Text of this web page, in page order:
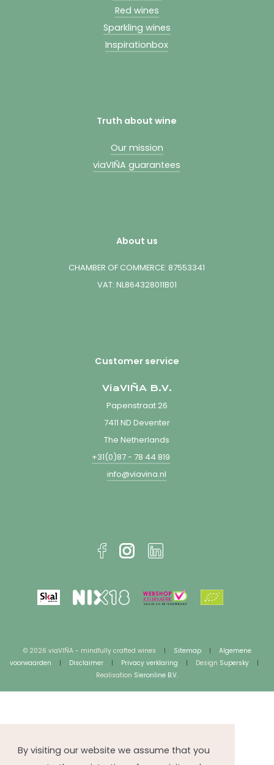
By visiting our website we assume that you
Red wines
Sparkling wines
Inspirationbox
Truth about wine
Our mission
viaVIÑA guarantees
About us
CHAMBER OF COMMERCE: 87553341
VAT: NL864328011B01
Customer service
ViaVIÑA B.V.
Papenstraat 26
7411 ND Deventer
The Netherlands
+31(0)87 - 78 44 819
info@viavina.nl
© 2026 viaVIÑA - mindfully crafted wines | Sitemap |
Algemene
voorwaarden
| Disclaimer | Privacy verklaring | Design Supersky
|
Realisation Sieronline B.V.